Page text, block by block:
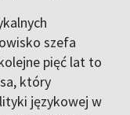
szefa
pięć lat to
który
językowej w